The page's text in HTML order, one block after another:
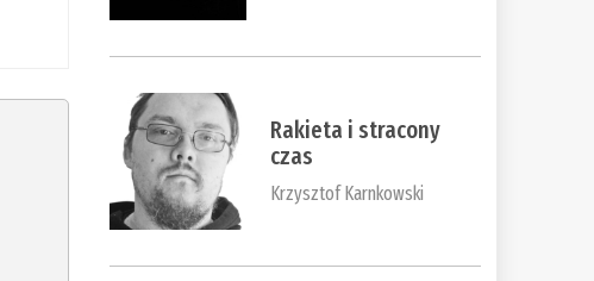
Rakieta i stracony
czas
Krzysztof Karnkowski